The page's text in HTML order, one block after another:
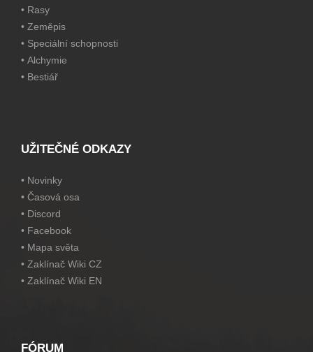
• Rasy
• Zeměpis
• Speciální schopnosti
• Alchymie
• Bestiář
UŽITEČNÉ ODKAZY
• Novinky
• Časová osa
• Discord
• Facebook
• Mapa světa
• Zaklínač Wiki CZ
• Zaklínač Wiki EN
FÓRUM